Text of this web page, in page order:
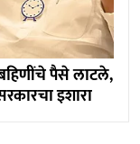
पैसे लाटले,
इशारा